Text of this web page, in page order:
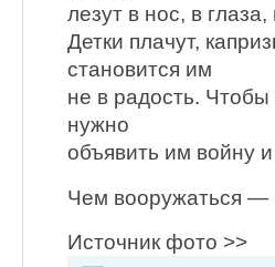
лезут в нос, в
Детки плачут,
становится им
не в радость.
нужно
объявить им войну
Чем вооружаться —
Источник фото >>